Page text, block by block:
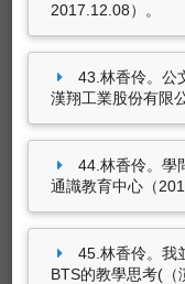
2017.12.08）。
43.林香伶。公
漢翔工業股份有限
44.林香伶。學
通識教育中心（
45.林香伶。我
BTS的教學思考(（